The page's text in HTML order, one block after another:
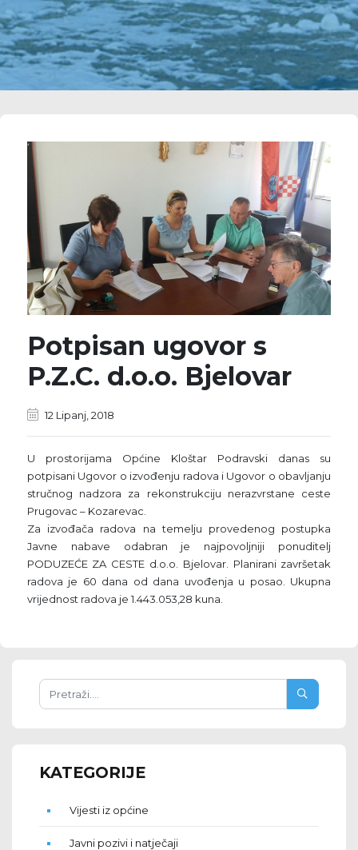
Potpisan ugovor s
P.Z.C. d.o.o. Bjelovar
12 Lipanj, 2018
U prostorijama Općine Kloštar Podravski danas su
potpisani Ugovor o izvođenju radova i Ugovor o obavljanju
stručnog nadzora za rekonstrukciju nerazvrstane ceste
Prugovac – Kozarevac.
Za izvođača radova na temelju provedenog postupka
Javne nabave odabran je najpovoljniji ponuditelj
PODUZEĆE ZA CESTE d.o.o. Bjelovar. Planirani završetak
radova je 60 dana od dana uvođenja u posao. Ukupna
vrijednost radova je 1.443.053,28 kuna.
KATEGORIJE
Vijesti iz općine
Javni pozivi i natječaji